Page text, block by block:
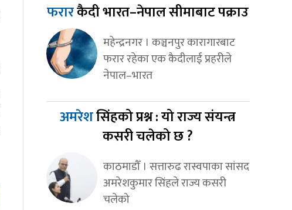
फरारकैदी भारत–नेपाल सीमाबाट पक्राउ
महेन्द्रनगर । कञ्चनपुर कारागारबाट
फरार रहेका एक कैदीलाई प्रहरीले
नेपाल–भारत
अमरेशसिंहको प्रश्न : यो राज्य संयन्त्र
कसरी चलेको छ ?
काठमाडौँ । सत्तारुढ रास्वपाका सांसद
अमरेशकुमार सिंहले राज्य कसरी
चलेको